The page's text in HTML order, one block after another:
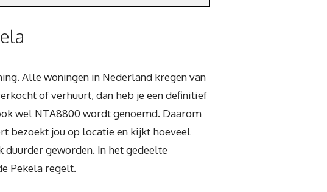
Alle woningen in Nederland kregen van
of verhuurt, dan heb je een definitief
wel NTA8800 wordt genoemd. Daarom
bezoekt jou op locatie en kijkt hoeveel
duurder geworden. In het gedeelte
Pekela regelt.